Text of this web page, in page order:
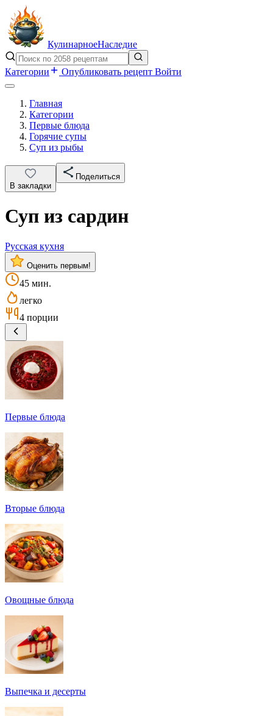
КулинарноеНаследие
Категории Опубликовать рецепт Войти
Главная
Категории
Первые блюда
Горячие супы
Суп из рыбы
В закладки
Поделиться
Суп из сардин
Русская кухня
Оценить первым!
45 мин.
легко
4 порции
Первые блюда
Вторые блюда
Овощные блюда
Выпечка и десерты